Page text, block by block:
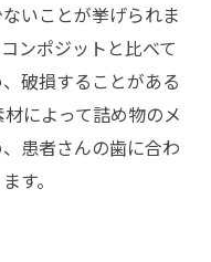
いことが挙げられま
ンポジットと比べて
破損することがある
によって詰め物のメ
患者さんの歯に合わ
す。